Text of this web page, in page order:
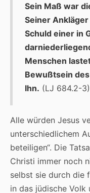
Sein Maß war
Seiner
Schuld einer in
Menschen
Bewußtsein
Ihn. (LJ 684.2-3)
Alle würden Jesus
unterschiedlichem
beteiligen“. Die
Christi immer noch
selbst sie durch die
in das jüdische Volk